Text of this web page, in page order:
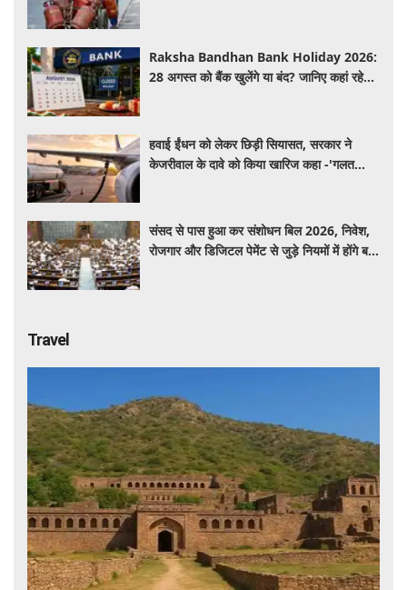
Raksha Bandhan Bank Holiday 2026:
28 अगस्त को बैंक खुलेंगे या बंद? जानिए कहां रहेगी
हवाई ईंधन को लेकर छिड़ी सियासत, सरकार ने
केजरीवाल के दावे को किया खारिज कहा -'गलत
संसद से पास हुआ कर संशोधन बिल 2026, निवेश,
रोजगार और डिजिटल पेमेंट से जुड़े नियमों में होंगे बड़े
Travel